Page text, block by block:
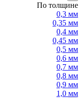
По толщине
0,3 мм
0,35 мм
0,4 мм
0,45 мм
0,5 мм
0,6 мм
0,7 мм
0,8 мм
0,9 мм
1,0 мм